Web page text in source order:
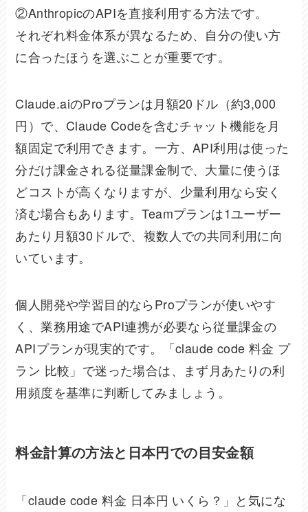
②AnthropicのAPIを直接利用する方法です。
それぞれ料金体系が異なるため、自分の使い方
に合ったほうを選ぶことが重要です。
Claude.aiのProプランは月額20ドル（約3,000
円）で、Claude Codeを含むチャット機能を月
額固定で利用できます。一方、API利用は使った
分だけ課金される従量課金制で、大量に使うほ
どコストが高くなりますが、少量利用なら安く
済む場合もあります。Teamプランは1ユーザー
あたり月額30ドルで、複数人での共同利用に向
いています。
個人開発や学習目的ならProプランが使いやす
く、業務用途でAPI連携が必要なら従量課金の
APIプランが現実的です。「claude code 料金 プ
ラン 比較」で迷った場合は、まず月あたりの利
用頻度を基準に判断してみましょう。
料金計算の方法と日本円での目安金額
「claude code 料金 日本円 いくら？」と気にな